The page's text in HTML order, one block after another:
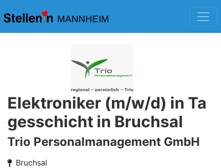
MANNHEIM
Elektroniker (m/w/d) in Ta
gesschicht in Bruchsal
Trio Personalmanagement GmbH
Bruchsal